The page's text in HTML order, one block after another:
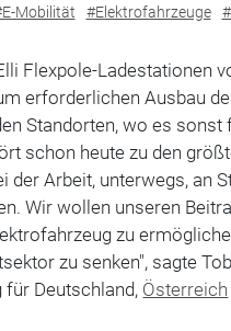
Mobilität #Elektrofahrzeuge
Flexpole-Ladestationen
erforderlichen Ausbau
Standorten, wo es
schon heute zu den
der Arbeit, unterwegs, an
Wir wollen unseren
zu
zu senken", sagte
für Deutschland, Österreich